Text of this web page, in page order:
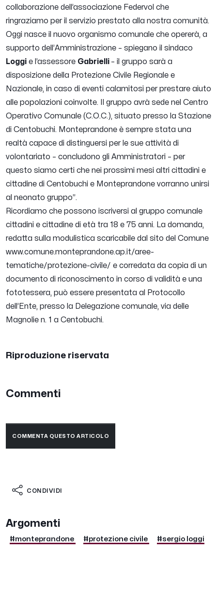
collaborazione dell’associazione Federvol che
ringraziamo per il servizio prestato alla nostra comunità.
Oggi nasce il nuovo organismo comunale che opererà, a
supporto dell’Amministrazione – spiegano il sindaco
Loggi e l’assessore Gabrielli – il gruppo sarà a
disposizione della Protezione Civile Regionale e
Nazionale, in caso di eventi calamitosi per prestare aiuto
alle popolazioni coinvolte. Il gruppo avrà sede nel Centro
Operativo Comunale (C.O.C.), situato presso la Stazione
di Centobuchi. Monteprandone è sempre stata una
realtà capace di distinguersi per le sue attività di
volontariato – concludono gli Amministratori – per
questo siamo certi che nei prossimi mesi altri cittadini e
cittadine di Centobuchi e Monteprandone vorranno unirsi
al neonato gruppo”.
Ricordiamo che possono iscriversi al gruppo comunale
cittadini e cittadine di età tra 18 e 75 anni. La domanda,
redatta sulla modulistica scaricabile dal sito del Comune
www.comune.monteprandone.ap.it/aree-
tematiche/protezione-civile/ e corredata da copia di un
documento di riconoscimento in corso di validità e una
fototessera, può essere presentata al Protocollo
dell’Ente, presso la Delegazione comunale, via delle
Magnolie n. 1 a Centobuchi.
Riproduzione riservata
Commenti
COMMENTA QUESTO ARTICOLO
CONDIVIDI
Argomenti
#monteprandone #protezione civile #sergio loggi